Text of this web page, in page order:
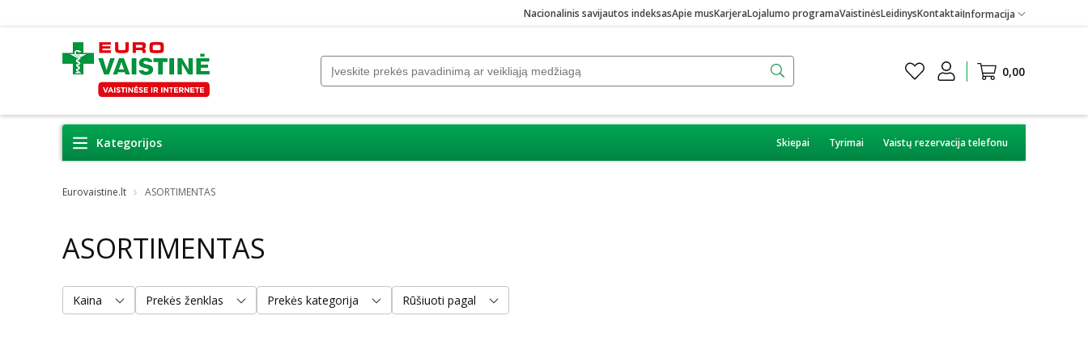
Nacionalinis savijautos indeksasApie musKarjeraLojalumo programaVaistinėsLeidinysKontaktaiInformacija
0,00
Kategorijos Skiepai Tyrimai Vaistų rezervacija telefonu
Eurovaistine.lt ASORTIMENTAS
ASORTIMENTAS
Kaina Prekės ženklas Prekės kategorija Rūšiuoti pagal